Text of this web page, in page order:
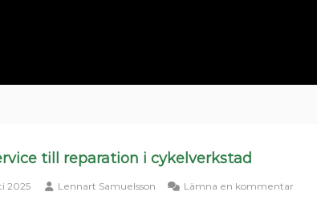
till reparation i cykelverkstad
2025 Lennart Samuelsson Lämna en kommentar